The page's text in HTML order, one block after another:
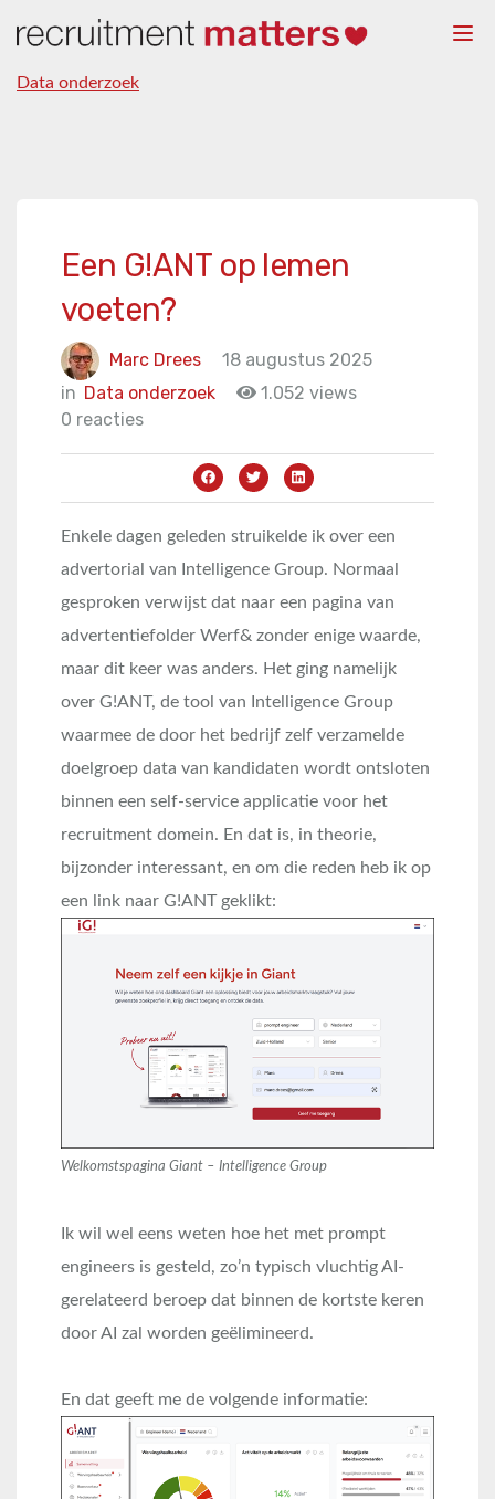
Data onderzoek
Een G!ANT op lemen
voeten?
Marc Drees
18 augustus 2025
in Data onderzoek
1.052 views
0 reacties
Enkele dagen geleden struikelde ik over een
advertorial van Intelligence Group. Normaal
gesproken verwijst dat naar een pagina van
advertentiefolder Werf& zonder enige waarde,
maar dit keer was anders. Het ging namelijk
over G!ANT, de tool van Intelligence Group
waarmee de door het bedrijf zelf verzamelde
doelgroep data van kandidaten wordt ontsloten
binnen een self-service applicatie voor het
recruitment domein. En dat is, in theorie,
bijzonder interessant, en om die reden heb ik op
een link naar G!ANT geklikt:
Welkomstspagina Giant – Intelligence Group
Ik wil wel eens weten hoe het met prompt
engineers is gesteld, zo’n typisch vluchtig AI-
gerelateerd beroep dat binnen de kortste keren
door AI zal worden geëlimineerd.
En dat geeft me de volgende informatie: